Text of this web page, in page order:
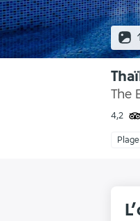
The
4,2